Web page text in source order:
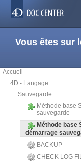
Vous êtes sur
Accueil
4D - Langage
Sauvegarde
Méthode base
sauvegarde
Méthode base
démarrage
BACKUP
CHECK LOG